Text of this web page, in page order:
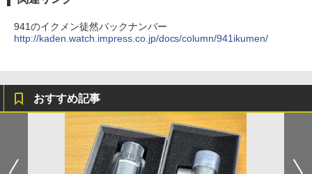
941のイクメン徒然バックナンバー
http://kaden.watch.impress.co.jp/docs/column/941ikumen/
おすすめ記事